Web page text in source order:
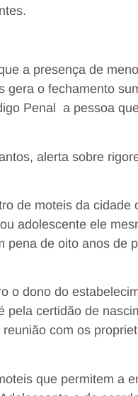
a presença de
gera o fechamento
Penal a pessoa
alerta sobre
de moteis da cidade
adolescente ele
pena de oito anos de
o dono do
pela certidão de
com os
que permitem a